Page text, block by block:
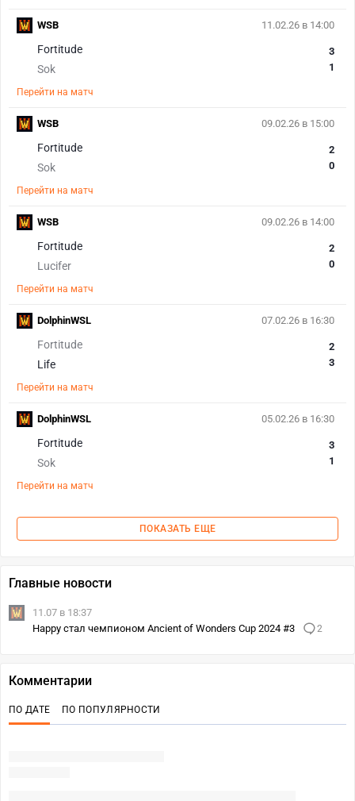
11.02.26 в 14:00
Fortitude
Sok
3
1
Перейти на матч
WSB
09.02.26 в 15:00
Fortitude
Sok
2
0
Перейти на матч
WSB
09.02.26 в 14:00
Fortitude
Lucifer
2
0
Перейти на матч
WSB
07.02.26 в 16:30
Fortitude
Life
2
3
Перейти на матч
DolphinWSL
05.02.26 в 16:30
Fortitude
Sok
3
1
Перейти на матч
DolphinWSL
ПОКАЗАТЬ ЕЩЕ
Главные новости
11.07 в 18:37
Happy стал чемпионом Ancient of Wonders Cup 2024 #3
2
Комментарии
ПО ДАТЕ ПО ПОПУЛЯРНОСТИ